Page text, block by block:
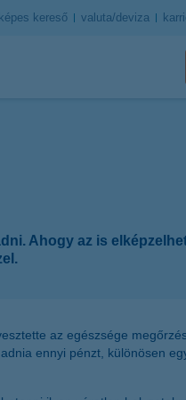
kereső valuta/deviza
Ahogy az is
az egészsége
ennyi pénzt, különösen